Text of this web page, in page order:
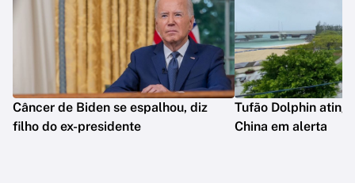
Câncer de Biden se espalhou, diz
filho do ex-presidente
Tufão Dolphin
China em alerta